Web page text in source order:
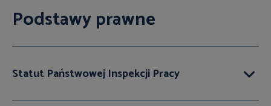
Podstawy prawne
Statut Państwowej Inspekcji Pracy